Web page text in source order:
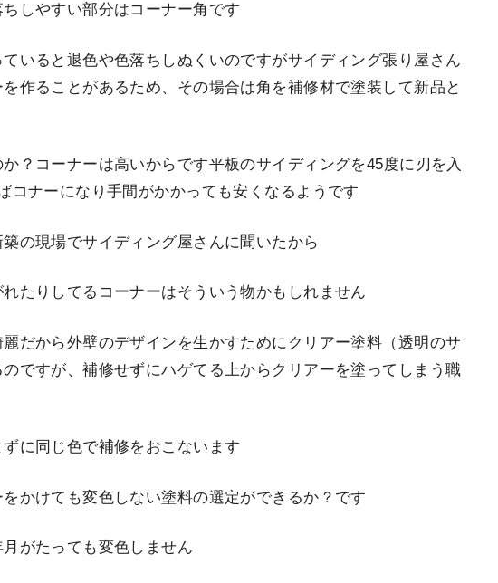
しやすい部分はコーナー角です
いると退色や色落ちしぬくいのですがサイディング張り屋さん
作ることがあるため、その場合は角を補修材で塗装して新品と
？コーナーは高いからです平板のサイディングを45度に刃を入
コナーになり手間がかかっても安くなるようです
の現場でサイディング屋さんに聞いたから
たりしてるコーナーはそういう物かもしれません
だから外壁のデザインを生かすためにクリアー塗料（透明のサ
ですが、補修せずにハゲてる上からクリアーを塗ってしまう職
に同じ色で補修をおこないます
かけても変色しない塗料の選定ができるか？です
がたっても変色しません